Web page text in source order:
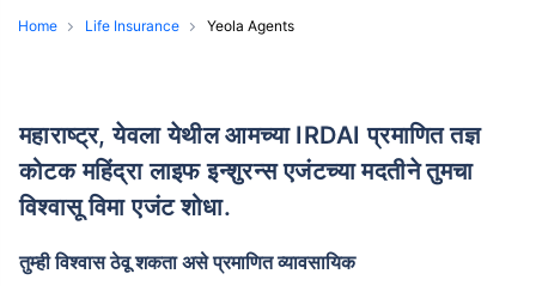
Home Life Insurance Yeola Agents
महाराष्ट्र, येवला येथील आमच्या IRDAI प्रमाणित तज्ञ
कोटक महिंद्रा लाइफ इन्शुरन्स एजंटच्या मदतीने तुमचा
विश्वासू विमा एजंट शोधा.
तुम्ही विश्वास ठेवू शकता असे प्रमाणित व्यावसायिक